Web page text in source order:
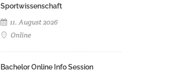
Sportwissenschaft
11. August 2026
Online
Bachelor Online Info Session